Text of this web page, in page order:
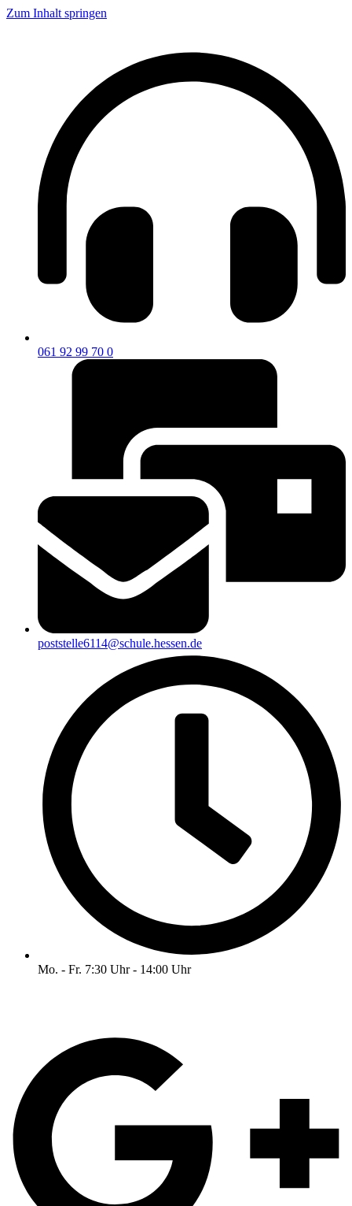
Zum Inhalt springen
061 92 99 70 0
poststelle6114@schule.hessen.de
Mo. - Fr. 7:30 Uhr - 14:00 Uhr